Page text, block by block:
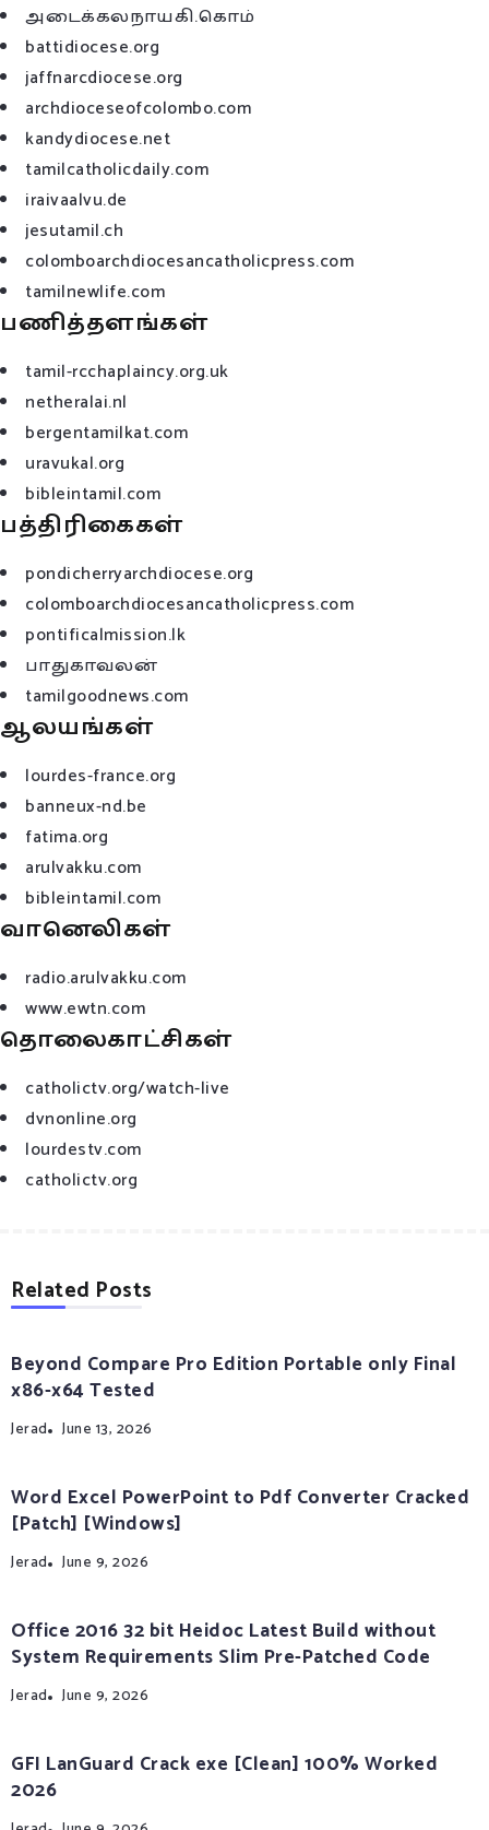
அடைக்கலநாயகி.கொம்
battidiocese.org
jaffnarcdiocese.org
archdioceseofcolombo.com
kandydiocese.net
tamilcatholicdaily.com
iraivaalvu.de
jesutamil.ch
colomboarchdiocesancatholicpress.com
tamilnewlife.com
பணித்தளங்கள்
tamil-rcchaplaincy.org.uk
netheralai.nl
bergentamilkat.com
uravukal.org
bibleintamil.com
பத்திரிகைகள்
pondicherryarchdiocese.org
colomboarchdiocesancatholicpress.com
pontificalmission.lk
பாதுகாவலன்
tamilgoodnews.com
ஆலயங்கள்
lourdes-france.org
banneux-nd.be
fatima.org
arulvakku.com
bibleintamil.com
வானெலிகள்
radio.arulvakku.com
www.ewtn.com
தொலைகாட்சிகள்
catholictv.org/watch-live
dvnonline.org
lourdestv.com
catholictv.org
Related Posts
Beyond Compare Pro Edition Portable only Final
x86-x64 Tested
Jerad June 13, 2026
Word Excel PowerPoint to Pdf Converter Cracked
[Patch] [Windows]
Jerad June 9, 2026
Office 2016 32 bit Heidoc Latest Build without
System Requirements Slim Pre-Patched Code
Jerad June 9, 2026
GFI LanGuard Crack exe [Clean] 100% Worked
2026